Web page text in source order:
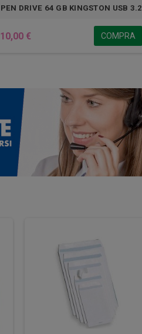
PEN DRIVE 64 GB KINGSTON USB 3.2
10,00 € COMPRA